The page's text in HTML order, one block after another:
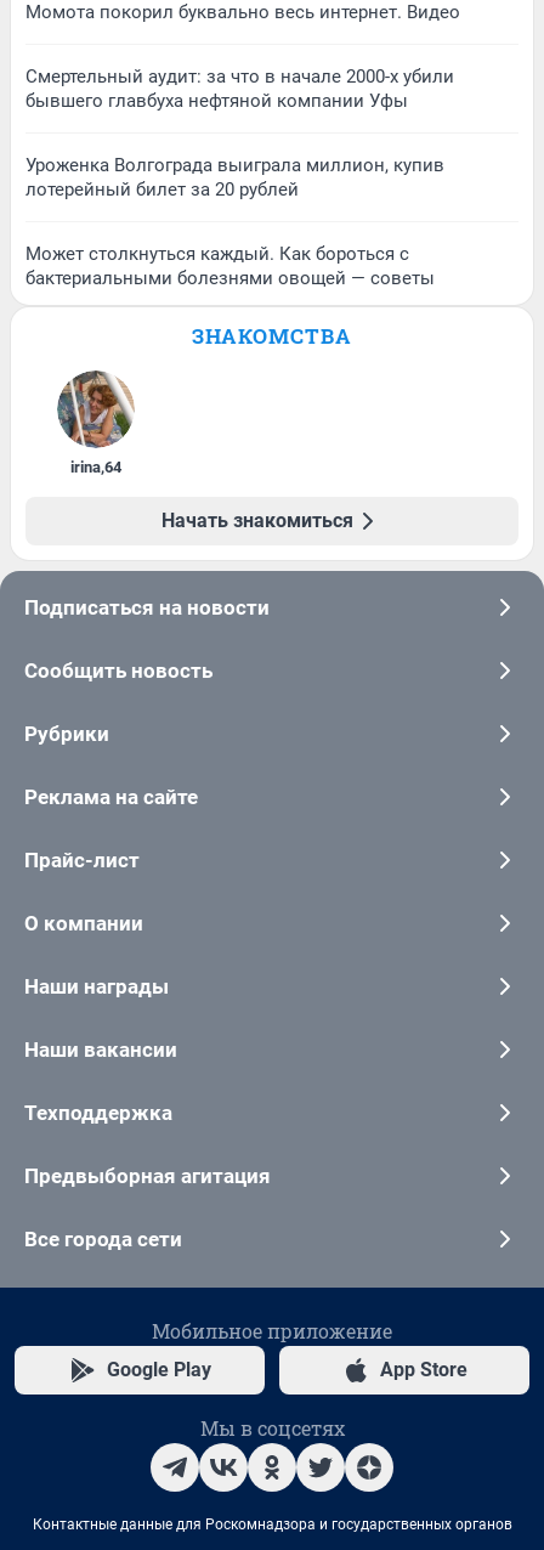
Момота покорил буквально весь интернет. Видео
Смертельный аудит: за что в начале 2000-х убили
бывшего главбуха нефтяной компании Уфы
Уроженка Волгограда выиграла миллион, купив
лотерейный билет за 20 рублей
Может столкнуться каждый. Как бороться с
бактериальными болезнями овощей — советы
ЗНАКОМСТВА
irina,64
Начать знакомиться
Подписаться на новости
Сообщить новость
Рубрики
Реклама на сайте
Прайс-лист
О компании
Наши награды
Наши вакансии
Техподдержка
Предвыборная агитация
Все города сети
Мобильное приложение
Google Play App Store
Мы в соцсетях
Контактные данные для Роскомнадзора и государственных органов